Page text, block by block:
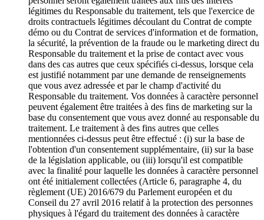
légitimes du Responsable du traitement, tels que l'exercice de
droits contractuels légitimes découlant du Contrat de compte
démo ou du Contrat de services d'information et de formation,
la sécurité, la prévention de la fraude ou le marketing direct du
Responsable du traitement et la prise de contact avec vous
dans des cas autres que ceux spécifiés ci-dessus, lorsque cela
est justifié notamment par une demande de renseignements
que vous avez adressée et par le champ d'activité du
Responsable du traitement. Vos données à caractère personnel
peuvent également être traitées à des fins de marketing sur la
base du consentement que vous avez donné au responsable du
traitement. Le traitement à des fins autres que celles
mentionnées ci-dessus peut être effectué : (i) sur la base de
l'obtention d'un consentement supplémentaire, (ii) sur la base
de la législation applicable, ou (iii) lorsqu'il est compatible
avec la finalité pour laquelle les données à caractère personnel
ont été initialement collectées (Article 6, paragraphe 4, du
règlement (UE) 2016/679 du Parlement européen et du
Conseil du 27 avril 2016 relatif à la protection des personnes
physiques à l'égard du traitement des données à caractère